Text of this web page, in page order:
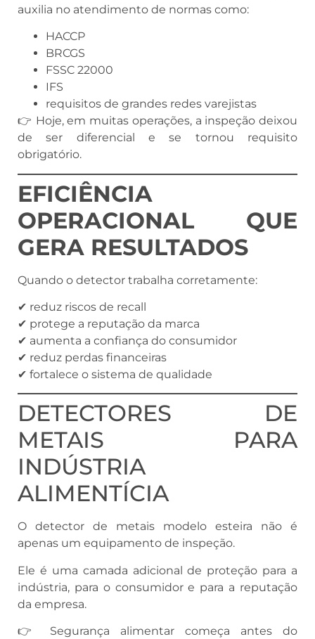
auxilia no atendimento de normas como:
HACCP
BRCGS
FSSC 22000
IFS
requisitos de grandes redes varejistas
👉 Hoje, em muitas operações, a inspeção deixou
de ser diferencial e se tornou requisito
obrigatório.
EFICIÊNCIA
OPERACIONAL QUE
GERA RESULTADOS
Quando o detector trabalha corretamente:
✔ reduz riscos de recall
✔ protege a reputação da marca
✔ aumenta a confiança do consumidor
✔ reduz perdas financeiras
✔ fortalece o sistema de qualidade
DETECTORES DE
METAIS PARA
INDÚSTRIA
ALIMENTÍCIA
O detector de metais modelo esteira não é
apenas um equipamento de inspeção.
Ele é uma camada adicional de proteção para a
indústria, para o consumidor e para a reputação
da empresa.
👉 Segurança alimentar começa antes do